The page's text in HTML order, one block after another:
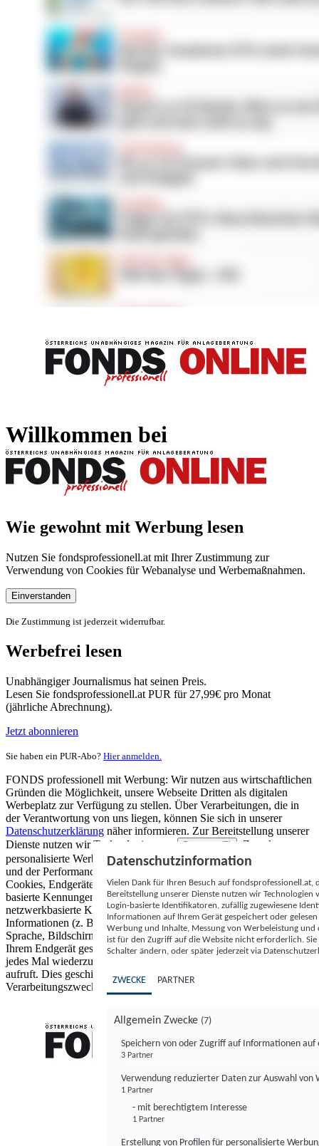
Willkommen bei
Wie gewohnt mit Werbung lesen
Nutzen Sie fondsprofessionell.at mit Ihrer Zustimmung zur
Verwendung von Cookies für Webanalyse und Werbemaßnahmen.
Einverstanden
Die Zustimmung ist jederzeit widerrufbar.
Werbefrei lesen
Unabhängiger Journalismus hat seinen Preis.
Lesen Sie fondsprofessionell.at PUR für 27,99€ pro Monat
(jährliche Abrechnung).
Jetzt abonnieren
Sie haben ein PUR-Abo? Hier anmelden.
FONDS professionell mit Werbung: Wir nutzen aus wirtschaftlichen
Gründen die Möglichkeit, unsere Webseite Dritten als digitalen
Werbeplatz zur Verfügung zu stellen. Über Verarbeitungen, die in
der Verantwortung von uns liegen, können Sie sich in unserer
Datenschutzerklärung näher informieren. Zur Bereitstellung unserer
Dienste nutzen wir Technologien von
Partnern (5)
. Zwecke:
personalisierte Werbung und Inhalte, Messung von Werbeleistung
und der Performance von Inhalten sowie Zielgruppenforschung.
Cookies, Endgeräte- oder ähnliche Online-Kennungen (z. B. login-
basierte Kennungen, zufällig generierte Kennungen,
netzwerkbasierte Kennungen) können zusammen mit anderen
Informationen (z. B. Browsertyp und Browserinformationen,
Sprache, Bildschirmgröße, unterstützte Technologien usw.) auf
Ihrem Endgerät gespeichert oder von dort ausgelesen werden, um es
jedes Mal wiederzuerkennen, wenn es eine App oder einer Webseite
aufruft. Dies geschieht für einen oder mehrere der hier aufgeführten
Verarbeitungszwecke.
Datenschutzinformation
Vielen Dank für Ihren Besuch auf
Bereitstellung unserer Dienste nutzen wir Technologien
Login-basierte Identifikatoren, zufällig zugewiesene
Informationen auf Ihrem Gerät gespeichert oder
Werbung und Inhalte, Messung von Werbeleistung
ist für den Zugriff auf die Website nicht erforderlich.
Schalter ändern, oder später jederzeit via
ZWECKE PARTNER
Allgemein Zwecke (7)
Speichern von oder Zugriff auf Informationen auf
3 Partner
Verwendung reduzierter Daten zur Auswahl von
1 Partner
- mit berechtigtem Interesse
1 Partner
Erstellung von Profilen für personalisierte
FONDS professionell